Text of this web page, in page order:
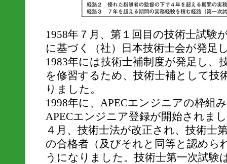
1958年７月、第１回目の技術士試験
に基づく（社）日本技術士会が発足
1983年には技術士補制度が発足し、
を修習するため、技術士補として技
りました。
1998年に、APECエンジニアの枠組
APECエンジニア登録が開始されま
４月、技術士法が改正され、技術士
の合格者（及びそれと同等と認めら
うになりました。技術士第一次試験